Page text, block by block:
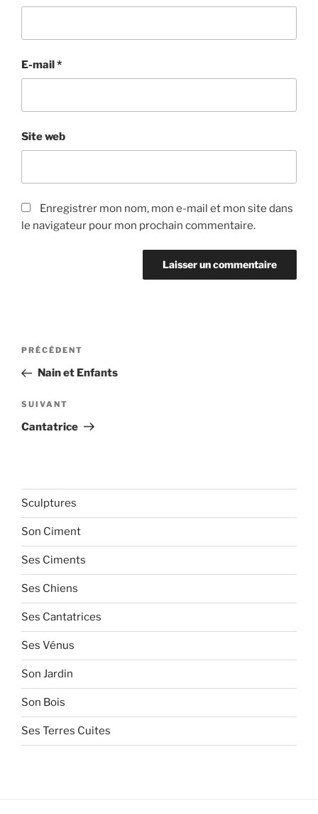
E-mail*
Site web
Enregistrer mon nom, mon e-mail et mon site dans
le navigateur pour mon prochain commentaire.
Navigation
l’article
Article
précédent
PRÉCÉDENT
Nain et Enfants
Article
suivant
SUIVANT
Cantatrice
Sculptures
Son Ciment
Ses Ciments
Ses Chiens
Ses Cantatrices
Ses Vénus
Son Jardin
Son Bois
Ses Terres Cuites